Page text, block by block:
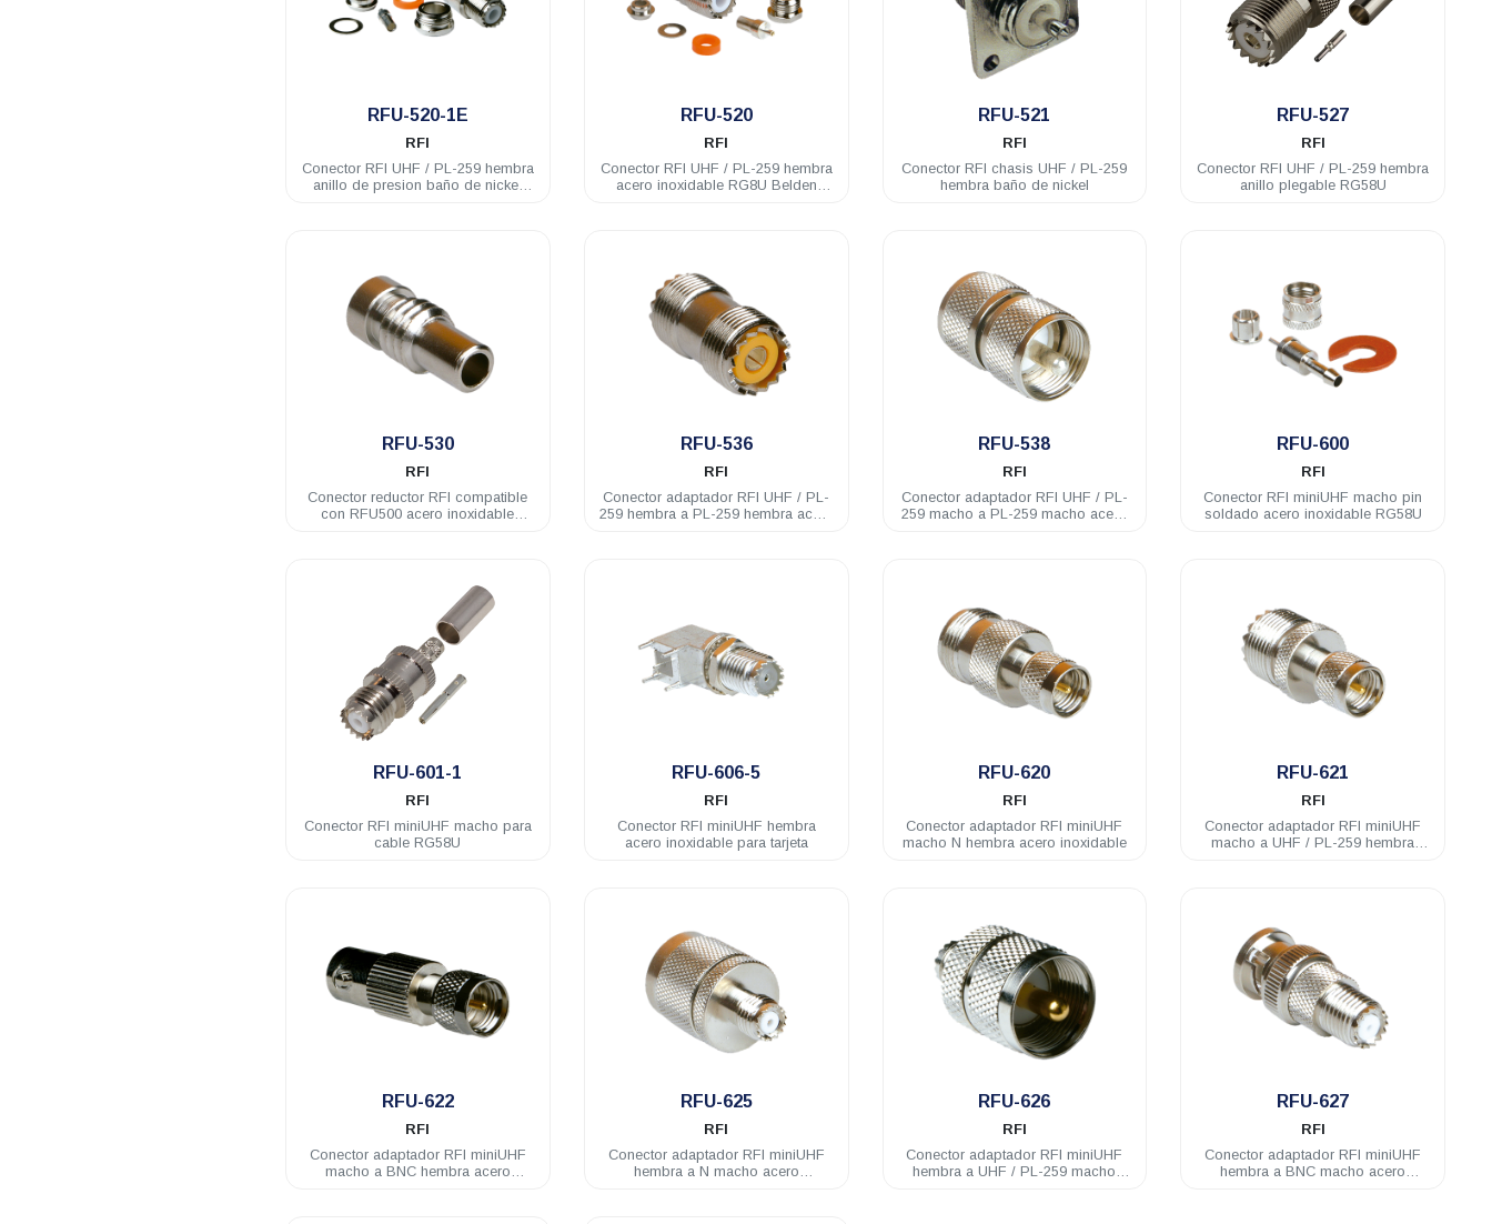
RFU-520-1E
RFI
Conector RFI UHF / PL-259 hembra
anillo de presion baño de nickel
RFU-520
RFI
Conector RFI UHF / PL-259 hembra
acero inoxidable RG8U Belden
RFU-521
RFI
Conector RFI chasis UHF / PL-259
hembra baño de nickel
RFU-527
RFI
Conector RFI UHF / PL-259 hembra
anillo plegable RG58U
RFU-530
RFI
Conector reductor RFI compatible
con RFU500 acero inoxidable
RFU-536
RFI
Conector adaptador RFI UHF / PL-
259 hembra a PL-259 hembra acero
RFU-538
RFI
Conector adaptador RFI UHF / PL-
259 macho a PL-259 macho acero
RFU-600
RFI
Conector RFI miniUHF macho pin
soldado acero inoxidable RG58U
RFU-601-1
RFI
Conector RFI miniUHF macho para
cable RG58U
RFU-606-5
RFI
Conector RFI miniUHF hembra
acero inoxidable para tarjeta
RFU-620
RFI
Conector adaptador RFI miniUHF
macho N hembra acero inoxidable
RFU-621
RFI
Conector adaptador RFI miniUHF
macho a UHF / PL-259 hembra
RFU-622
RFI
Conector adaptador RFI miniUHF
macho a BNC hembra acero
RFU-625
RFI
Conector adaptador RFI miniUHF
hembra a N macho acero
RFU-626
RFI
Conector adaptador RFI miniUHF
hembra a UHF / PL-259 macho
RFU-627
RFI
Conector adaptador RFI miniUHF
hembra a BNC macho acero